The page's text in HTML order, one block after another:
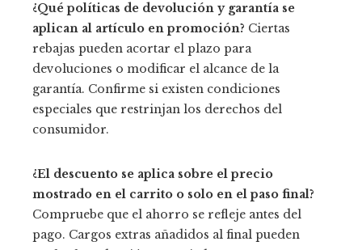
¿Qué políticas de devolución y garantía se
aplican al artículo en promoción? Ciertas
rebajas pueden acortar el plazo para
devoluciones o modificar el alcance de la
garantía. Confirme si existen condiciones
especiales que restrinjan los derechos del
consumidor.
¿El descuento se aplica sobre el precio
mostrado en el carrito o solo en el paso final?
Compruebe que el ahorro se refleje antes del
pago. Cargos extras añadidos al final pueden